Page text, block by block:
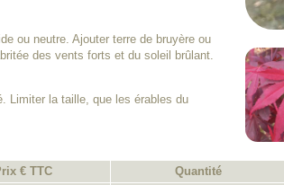
ou neutre. Ajouter terre de bruyère ou
des vents forts et du soleil brûlant.
Limiter la taille, que les érables du
€ TTC Quantité